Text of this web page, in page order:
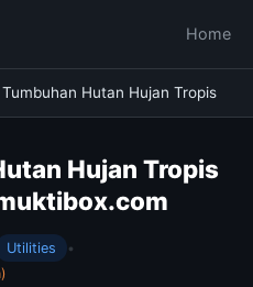
Home
Hutan Hujan Tropis
Hujan Tropis
Utilities
•